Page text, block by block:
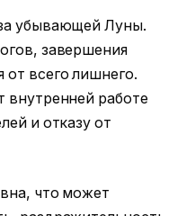
убывающей Луны.
завершения
всего лишнего.
внутренней работе
и отказу от
что может